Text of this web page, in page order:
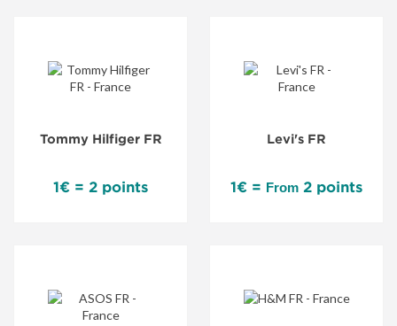
Tommy Hilfiger FR
1€ = 2 points
Levi's FR
1€ = From 2 points